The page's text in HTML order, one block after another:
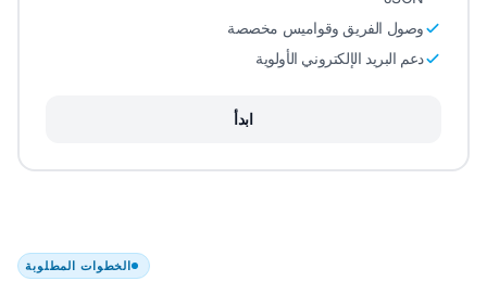
وصول الفريق وقواميس مخصصة
دعم البريد الإلكتروني الأولوية
ابدأ
الخطوات المطلوبة